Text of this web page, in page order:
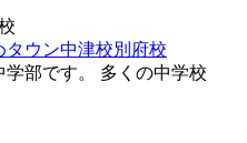
タウン中津校別府校
部です。 多くの中学校